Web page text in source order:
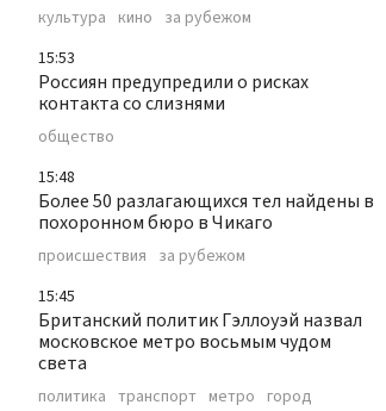
культура кино за рубежом
15:53
Россиян предупредили о рисках
контакта со слизнями
общество
15:48
Более 50 разлагающихся тел найдены в
похоронном бюро в Чикаго
происшествия за рубежом
15:45
Британский политик Гэллоуэй назвал
московское метро восьмым чудом
света
политика транспорт метро город